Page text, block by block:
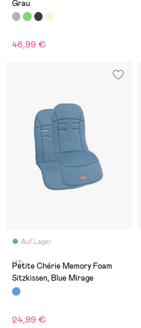
Grau
46,99 €
Auf Lager
(13)
Petite Chérie Memory Foam
Sitzkissen, Blue Mirage
24,99 €